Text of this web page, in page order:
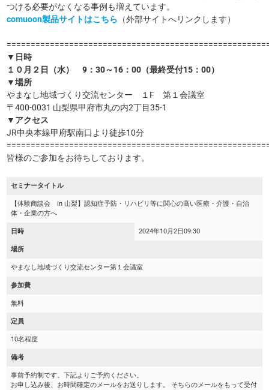
つける必要がなくなる事例も増えています。
comuoon製品サイトはこちら （外部サイトへリンクします）
▼ 日時
１０月２ 日（水） 9：30～16：00 （最終受付15：00）
▼場所
やまなし地域づくり交流センター １F 第１会議室
〒400-0031 山梨県甲府市丸の内2丁目35-1
▼ アクセス
JR中央本線甲府駅南口より徒歩10分
皆様のご参加をお待ちしております。
セミナータイトル
【体験商談会 in 山梨】認知症予防・リハビリ等に関心の高い医療・介護・自治
体・企業の方へ
日時 2024年10月2日09:30
場所
やまなし地域づくり交流センター第１会議室
参加費
無料
定員
10名程度
備考
事前予約制です。下記よりご予約ください。
お申し込み後、お時間確定のメールをお送りします。 そちらのメールをもって受付